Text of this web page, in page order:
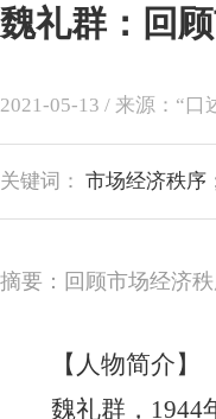
魏礼群：回
2021-05-13 / 来源：“
关键词： 市场经济秩序
摘要：回顾市场经济
【人物简介】
魏礼群，1944